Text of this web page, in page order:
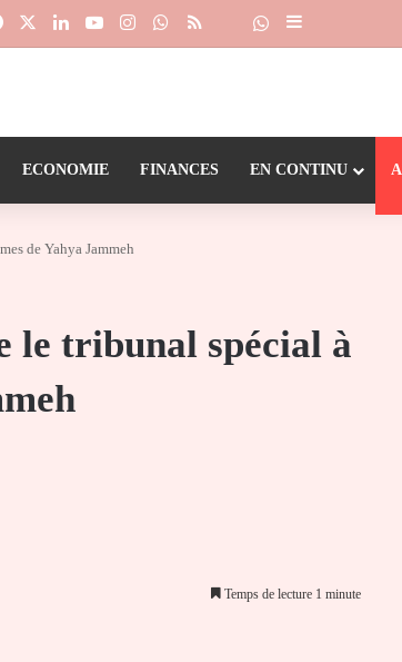
FacebookLinkedinYouTubeInstagramWhatsApp
RSS Dailymotion
Suivre la chaîne
Sidebar (barre
ECONOMIE FINANCES EN CONTINU
de Yahya Jammeh
le tribunal spécial à
Temps de lecture 1 minute